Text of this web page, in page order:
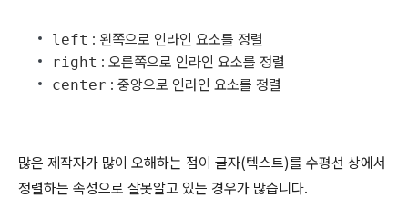
left : 왼쪽으로 인라인 요소를 정렬
right : 오른쪽으로 인라인 요소를 정렬
center : 중앙으로 인라인 요소를 정렬
많은 제작자가 많이 오해하는 점이 글자(텍스트)를 수평선 상에서
정렬하는 속성으로 잘못알고 있는 경우가 많습니다.